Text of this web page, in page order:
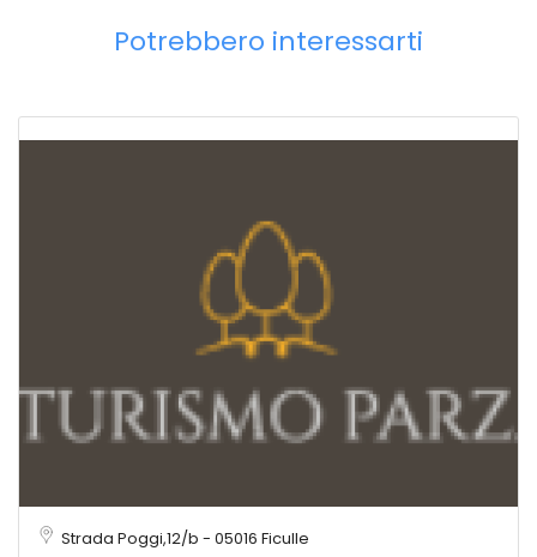
Potrebbero interessarti
Strada Poggi,12/b - 05016 Ficulle